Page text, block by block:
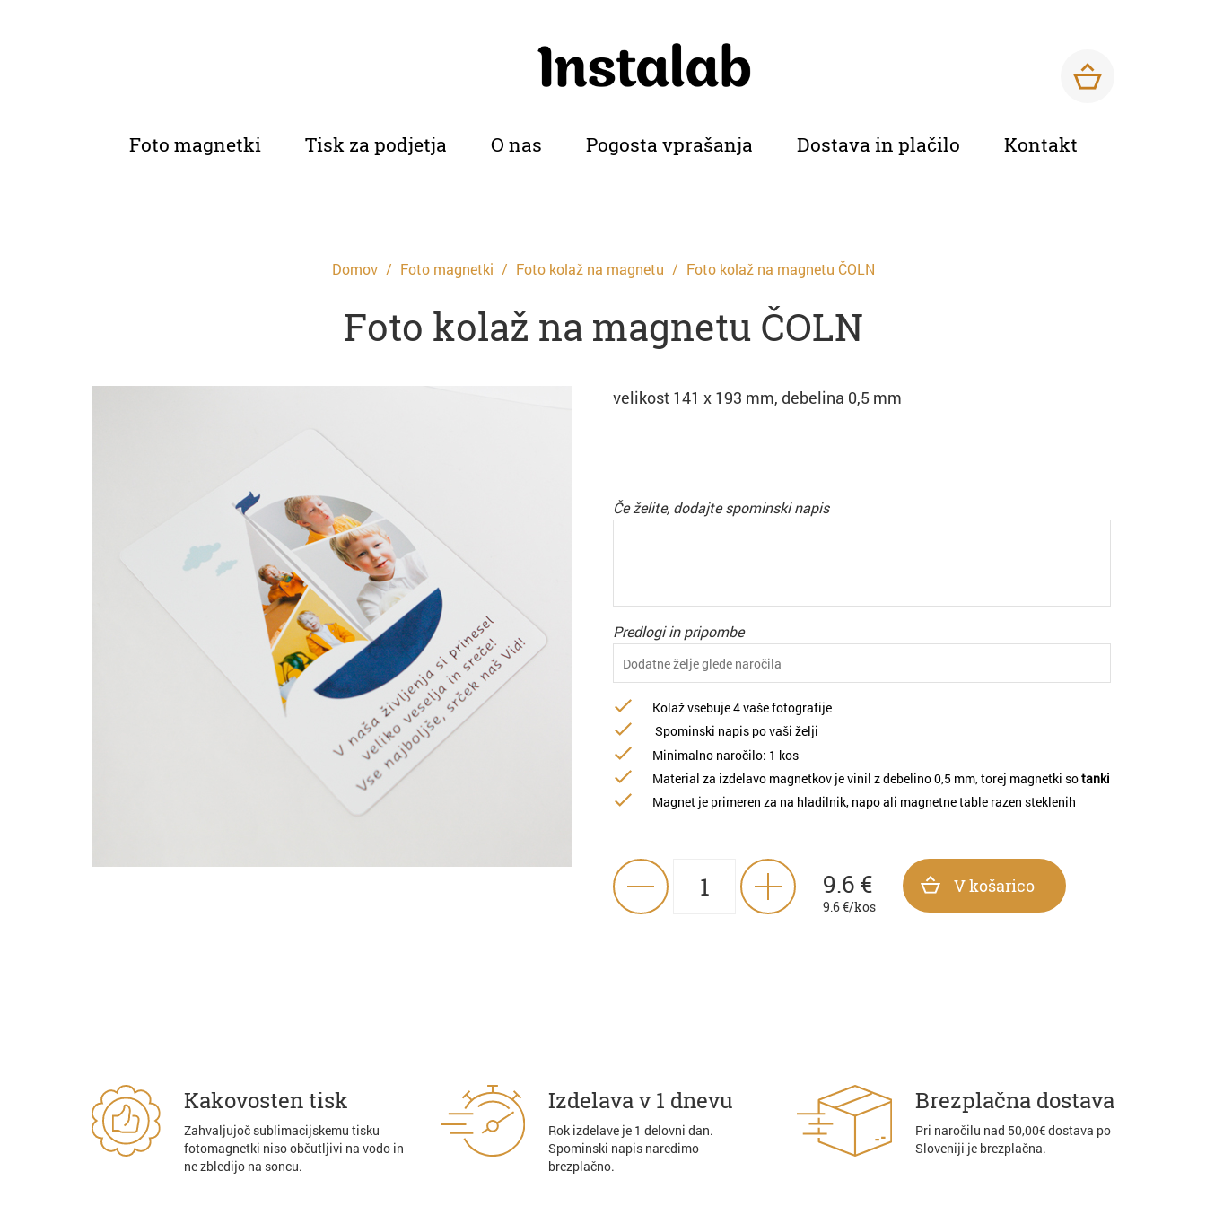
Foto magnetki Tisk za podjetja O nas Pogosta vprašanja Dostava in plačilo Kontakt
Domov Foto magnetki Foto kolaž na magnetu Foto kolaž na magnetu ČOLN
Foto kolaž na magnetu ČOLN
velikost 141 x 193 mm, debelina 0,5 mm
Če želite, dodajte spominski napis
Predlogi in pripombe
Kolaž vsebuje 4 vaše fotografije
Spominski napis po vaši želji
Minimalno naročilo: 1 kos
Material za izdelavo magnetkov je vinil z debelino 0,5 mm, torej magnetki sotanki
Magnet je primeren za na hladilnik, napo ali magnetne table razen steklenih
9.6 €
9.6€/kos
V košarico
Kakovosten tisk
Zahvaljujoč sublimacijskemu tisku
fotomagnetki niso občutljivi na vodo in
ne zbledijo na soncu.
Izdelava v 1 dnevu
Rok izdelave je 1 delovni dan.
Spominski napis naredimo
brezplačno.
Brezplačna dostava
Pri naročilu nad 50,00€ dostava po
Sloveniji je brezplačna.